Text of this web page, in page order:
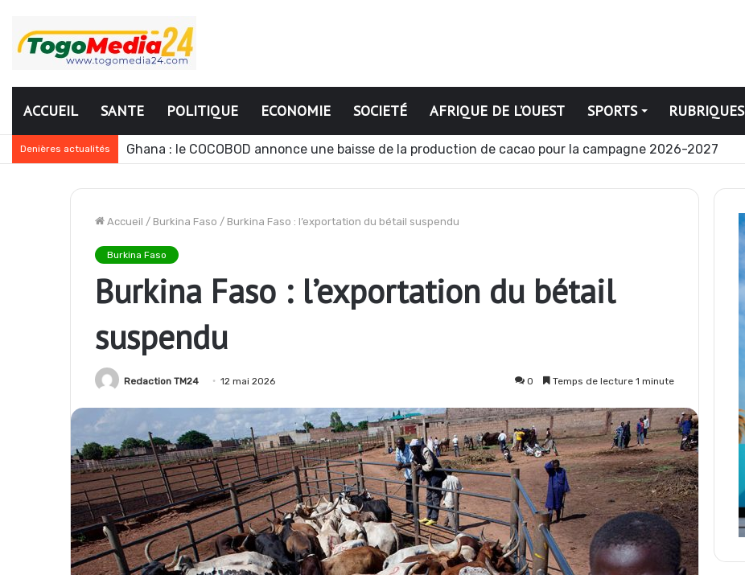
ACCUEIL SANTE POLITIQUE ECONOMIE SOCIETÉ AFRIQUE DE L’OUEST SPORTS RUBRIQUES
Denières actualités Le Ghana envisage des réformes politiques
Accueil / Burkina Faso / Burkina Faso : l’exportation du bétail suspendu
Burkina Faso
Burkina Faso : l’exportation du bétail
suspendu
Redaction TM24 12 mai 2026 0 Temps de lecture 1 minute